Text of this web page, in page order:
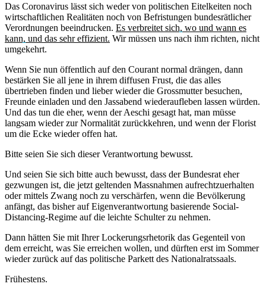
Das Coronavirus lässt sich weder von politischen Eitelkeiten noch
wirtschaftlichen Realitäten noch von Befristungen bundesrätlicher
Verordnungen beeindrucken. Es verbreitet sich, wo und wann es
kann, und das sehr effizient. Wir müssen uns nach ihm richten, nicht
umgekehrt.
Wenn Sie nun öffentlich auf den Courant normal drängen, dann
bestärken Sie all jene in ihrem diffusen Frust, die das alles
übertrieben finden und lieber wieder die Grossmutter besuchen,
Freunde einladen und den Jassabend wiederaufleben lassen würden.
Und das tun die eher, wenn der Aeschi gesagt hat, man müsse
langsam wieder zur Normalität zurückkehren, und wenn der Florist
um die Ecke wieder offen hat.
Bitte seien Sie sich dieser Verantwortung bewusst.
Und seien Sie sich bitte auch bewusst, dass der Bundesrat eher
gezwungen ist, die jetzt geltenden Massnahmen aufrechtzuerhalten
oder mittels Zwang noch zu verschärfen, wenn die Bevölkerung
anfängt, das bisher auf Eigenverantwortung basierende Social-
Distancing-Regime auf die leichte Schulter zu nehmen.
Dann hätten Sie mit Ihrer Lockerungsrhetorik das Gegenteil von
dem erreicht, was Sie erreichen wollen, und dürften erst im Sommer
wieder zurück auf das politische Parkett des Nationalratssaals.
Frühestens.